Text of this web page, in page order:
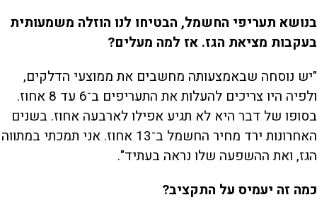
בנושא תעריפי החשמל, הבטיחו לנו הוזלה משמעותית
בעקבות מציאת הגז. אז למה מעלים?
"יש נוסחה שבאמצעותה מחשבים את ממוצעי הדלקים,
ולפיה היו צריכים להעלות את התעריפים ב־6 עד 8 אחוז.
בסופו של דבר היא לא תגיע אפילו לארבעה אחוז. בשנים
האחרונות ירד מחיר החשמל ב־13 אחוז. אני תמכתי במתווה
הגז, ואת ההשפעה שלו נראה בעתיד".
כמה זה יעמיס על התקציב?